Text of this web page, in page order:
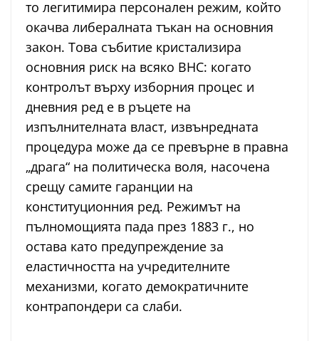
то легитимира персонален режим, който
окачва либералната тъкан на основния
закон. Това събитие кристализира
основния риск на всяко ВНС: когато
контролът върху изборния процес и
дневния ред е в ръцете на
изпълнителната власт, извънредната
процедура може да се превърне в правна
„драга“ на политическа воля, насочена
срещу самите гаранции на
конституционния ред. Режимът на
пълномощията пада през 1883 г., но
остава като предупреждение за
еластичността на учредителните
механизми, когато демократичните
контрапондери са слаби.